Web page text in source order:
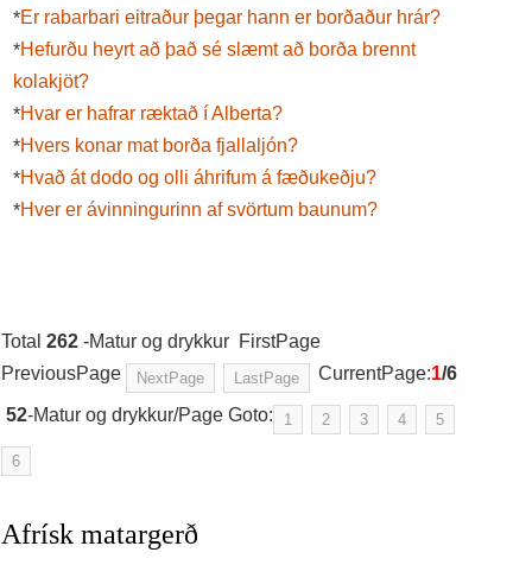
*Er rabarbari eitraður þegar hann er borðaður hrár?
*Hefurðu heyrt að það sé slæmt að borða brennt
kolakjöt?
*Hvar er hafrar ræktað í Alberta?
*Hvers konar mat borða fjallaljón?
*Hvað át dodo og olli áhrifum á fæðukeðju?
*Hver er ávinningurinn af svörtum baunum?
Total 262 -Matur og drykkur FirstPage
PreviousPage
NextPage LastPage CurrentPage:1/6
52-Matur og drykkur/Page Goto: 1 2 3 4 5
6
Afrísk matargerð